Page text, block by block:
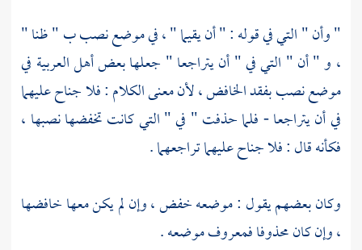
" وأن " التي في قوله : " أن يقيما " ، في موضع نصب ب " ظنا "
، و " أن " التي في " أن يتراجعا " جعلها بعض أهل العربية في
موضع نصب بفقد الخافض ، لأن معنى الكلام : فلا جناح عليهما
في أن يتراجعا - فلما حذفت " في " التي كانت تخفضها نصبها ،
فكأنه قال : فلا جناح عليهما تراجعهما .
وكان بعضهم يقول : موضعه خفض ، وإن لم يكن معها خافضها
، وإن كان محذوفا فمعروف موضعه .